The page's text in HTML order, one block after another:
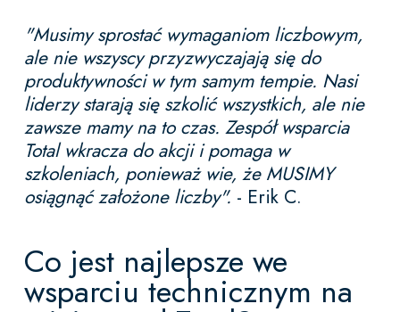
"Musimy sprostać wymaganiom liczbowym,
ale nie wszyscy przyzwyczajają się do
produktywności w tym samym tempie. Nasi
liderzy starają się szkolić wszystkich, ale nie
zawsze mamy na to czas. Zespół wsparcia
Total wkracza do akcji i pomaga w
szkoleniach, ponieważ wie, że MUSIMY
osiągnąć założone liczby". - Erik C.
Co jest najlepsze we
wsparciu technicznym na